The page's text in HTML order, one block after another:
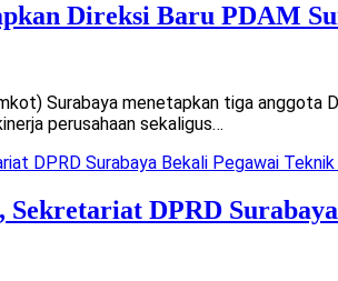
Direksi Baru PDAM
Surabaya menetapkan tiga anggota
perusahaan sekaligus…
Sekretariat DPRD